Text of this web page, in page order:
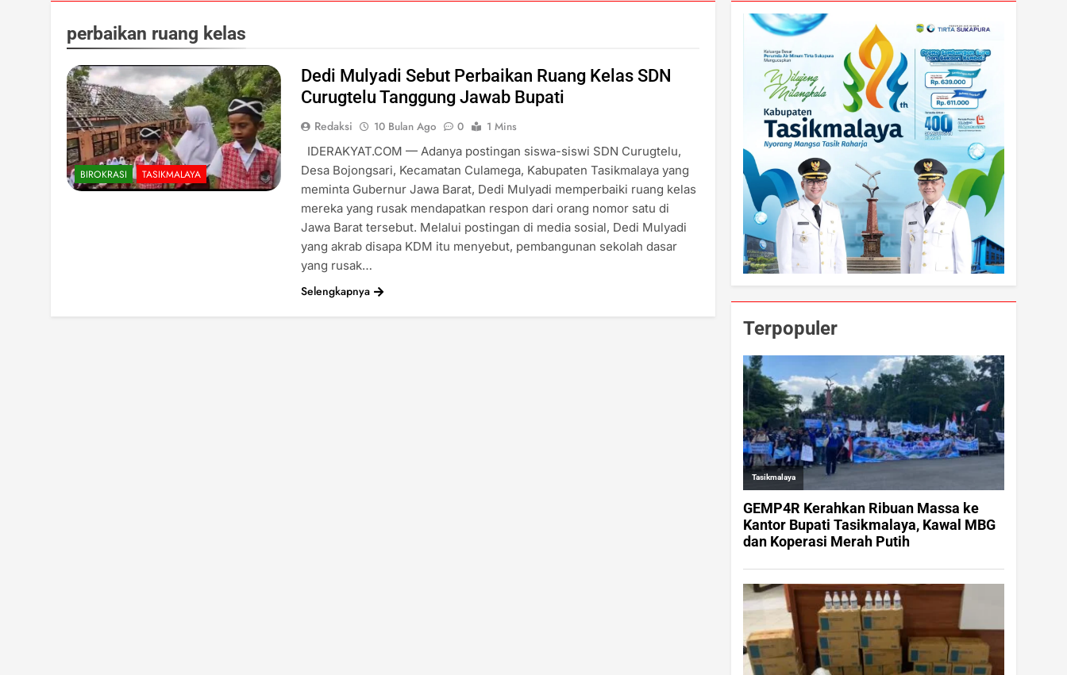
perbaikan ruang kelas
BIROKRASI TASIKMALAYA
Dedi Mulyadi Sebut Perbaikan Ruang Kelas SDN
Curugtelu Tanggung Jawab Bupati
Redaksi 10 Bulan Ago 0
1 Mins
IDERAKYAT.COM — Adanya postingan siswa-siswi SDN Curugtelu,
Desa Bojongsari, Kecamatan Culamega, Kabupaten Tasikmalaya yang
meminta Gubernur Jawa Barat, Dedi Mulyadi memperbaiki ruang kelas
mereka yang rusak mendapatkan respon dari orang nomor satu di
Jawa Barat tersebut. Melalui postingan di media sosial, Dedi Mulyadi
yang akrab disapa KDM itu menyebut, pembangunan sekolah dasar
yang rusak…
Selengkapnya
Terpopuler